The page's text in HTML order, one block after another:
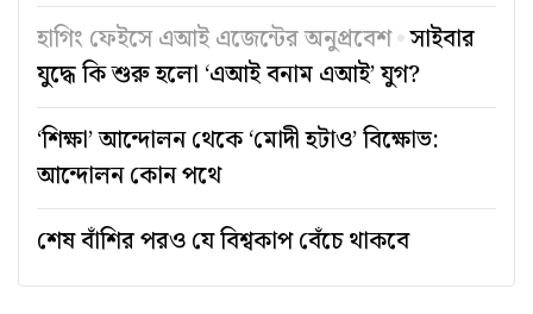
হাগিং ফেইসে এআই এজেন্টের অনুপ্রবেশ সাইবার
যুদ্ধে কি শুরু হলো ‘এআই বনাম এআই’ যুগ?
‘শিক্ষা’ আন্দোলন থেকে ‘মোদী হটাও’ বিক্ষোভ:
আন্দোলন কোন পথে
শেষ বাঁশির পরও যে বিশ্বকাপ বেঁচে থাকবে